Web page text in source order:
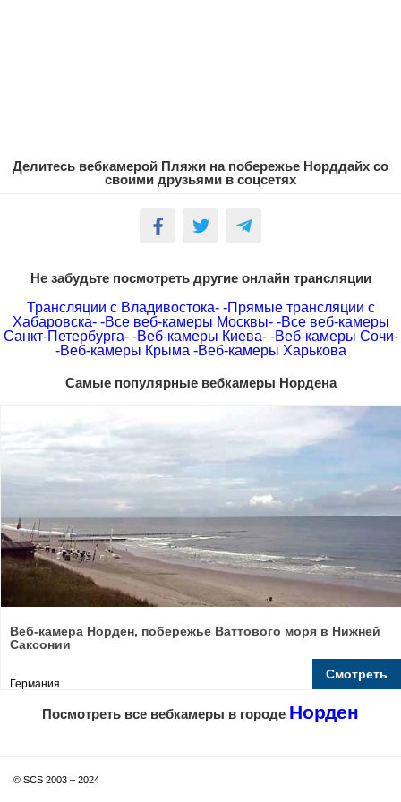
Делитесь вебкамерой Пляжи на побережье Норддайх со
своими друзьями в соцсетях
Не забудьте посмотреть другие онлайн трансляции
Трансляции с Владивостока- -Прямые трансляции с
Хабаровска- -Все веб-камеры Москвы- -Все веб-камеры
Санкт-Петербурга- -Веб-камеры Киева- -Веб-камеры Сочи-
-Веб-камеры Крыма -Веб-камеры Харькова
Самые популярные вебкамеры Нордена
Веб-камера Норден, побережье Ваттового моря в Нижней
Саксонии
Германия
Смотреть
Посмотреть все вебкамеры в городе Норден
© SCS 2003 – 2024